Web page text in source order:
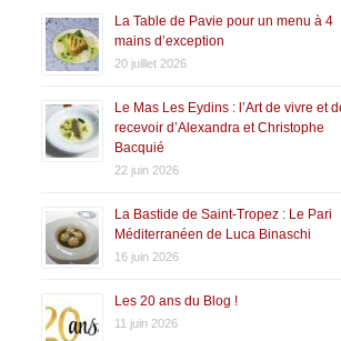
La Table de Pavie pour un menu à 4
mains d’exception
20 juillet 2026
Le Mas Les Eydins : l’Art de vivre et
recevoir d’Alexandra et Christophe
Bacquié
22 juin 2026
La Bastide de Saint-Tropez : Le Pari
Méditerranéen de Luca Binaschi
16 juin 2026
Les 20 ans du Blog !
11 juin 2026